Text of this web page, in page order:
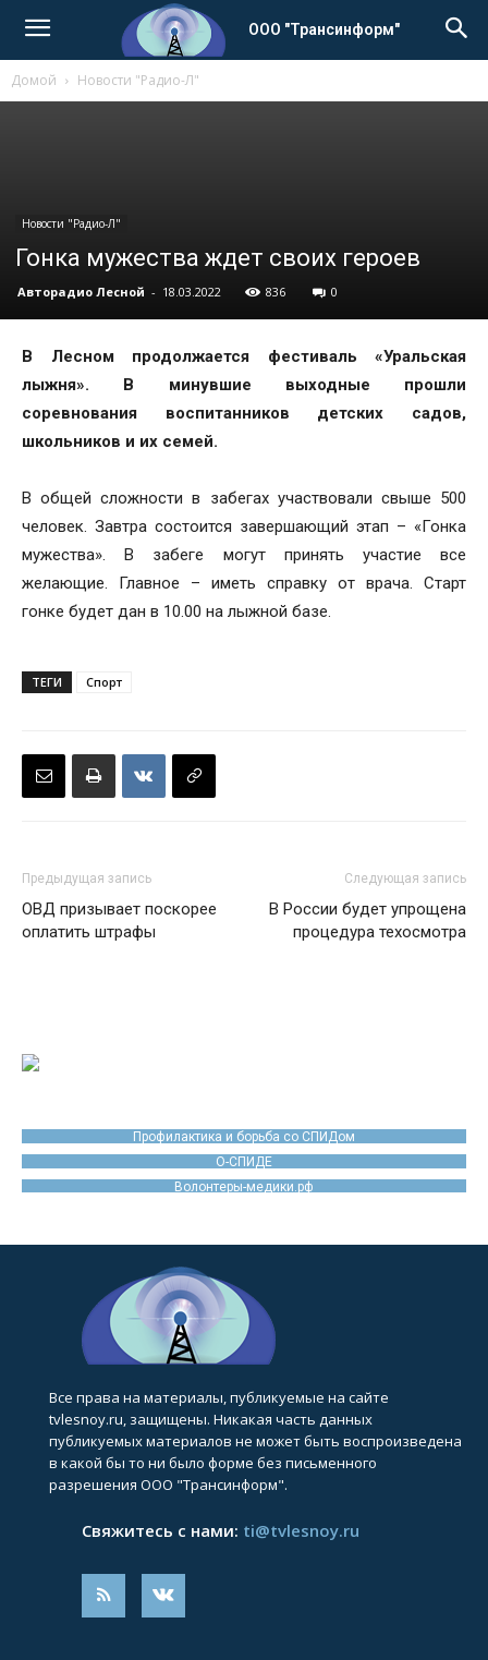
ООО "Трансинформ"
Домой Новости "Радио-Л"
Новости "Радио-Л"
Гонка мужества ждет своих героев
Авторадио Лесной - 18.03.2022 836 0
В Лесном продолжается фестиваль «Уральская
лыжня». В минувшие выходные прошли
соревнования воспитанников детских садов,
школьников и их семей.
В общей сложности в забегах участвовали свыше 500
человек. Завтра состоится завершающий этап – «Гонка
мужества». В забеге могут принять участие все
желающие. Главное – иметь справку от врача. Старт
гонке будет дан в 10.00 на лыжной базе.
ТЕГИ Спорт
Предыдущая запись
ОВД призывает поскорее
оплатить штрафы
Следующая запись
В России будет упрощена
процедура техосмотра
Профилактика и борьба со СПИДом
О-СПИДЕ
Волонтеры-медики.рф
Все права на материалы, публикуемые на сайте
tvlesnoy.ru, защищены. Никакая часть данных
публикуемых материалов не может быть воспроизведена
в какой бы то ни было форме без письменного
разрешения ООО "Трансинформ".
Свяжитесь с нами: ti@tvlesnoy.ru